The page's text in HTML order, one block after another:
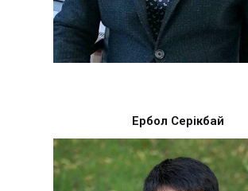
Ербол Серікбай